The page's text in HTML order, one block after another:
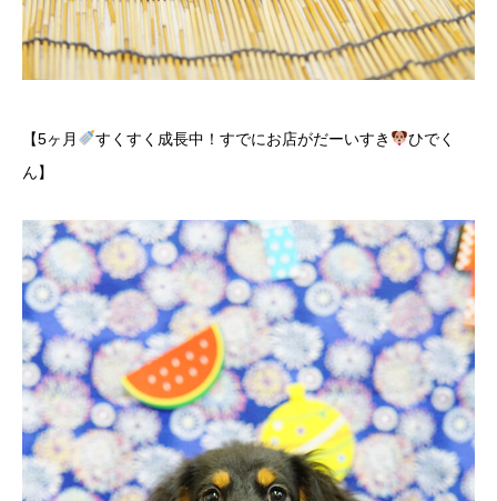
【5ヶ月 すくすく成長中！すでにお店がだーいすき
ひでく
ん】